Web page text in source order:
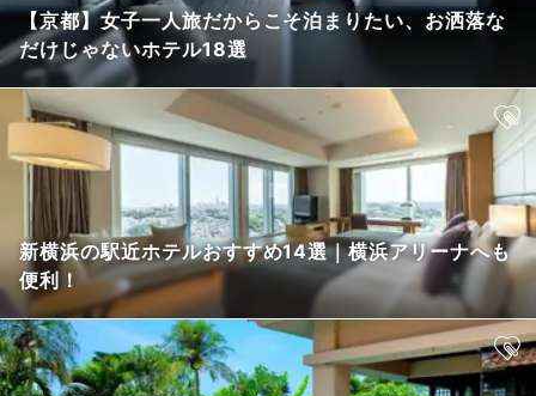
【京都】女子一人旅だからこそ泊まりたい、お洒落な
だけじゃないホテル18選
新横浜の駅近ホテルおすすめ14選｜横浜アリーナへも
便利！